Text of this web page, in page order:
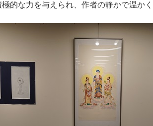
的な力を与えられ、作者の静かで温か